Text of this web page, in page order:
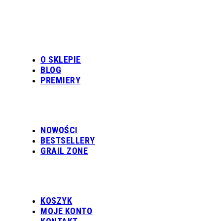
O SKLEPIE
BLOG
PREMIERY
NOWOŚCI
BESTSELLERY
GRAIL ZONE
KOSZYK
MOJE KONTO